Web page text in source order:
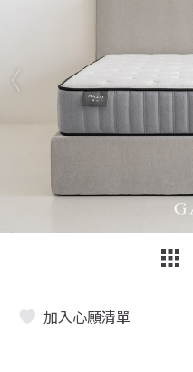
加入心願清單